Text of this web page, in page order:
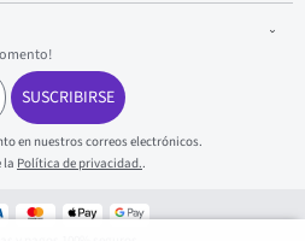
SUSCRIBIRSE
en nuestros correos electrónicos.
la Política de privacidad..